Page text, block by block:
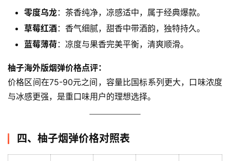
零度乌龙：茶香纯净，凉感适中，属于经典爆款。
草莓红酒：香气细腻，甜香中带酒韵，独特持久。
蓝莓薄荷：凉度与果香完美平衡，清爽顺滑。
柚子海外版烟弹价格点评：
价格区间在75-90元之间，容量比国标系列更大，口味浓度
与冰感更强，是重口味用户的理想选择。
四、柚子烟弹价格对照表